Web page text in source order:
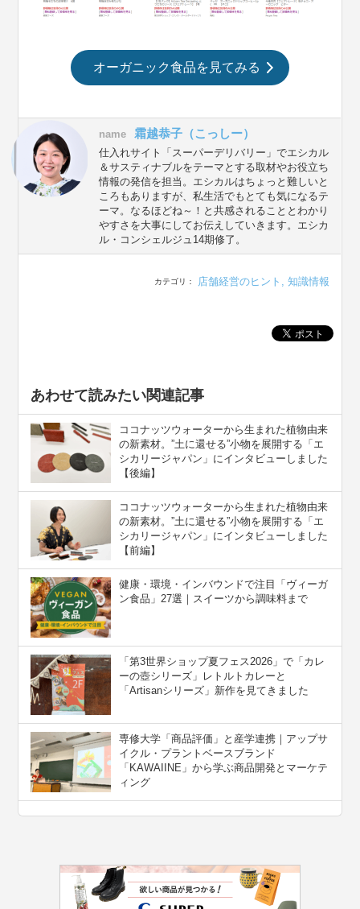
オーガニック食品を見てみる
name 霜越恭子（こっしー）
仕入れサイト「スーパーデリバリー」でエシカル
＆サスティナブルをテーマとする取材やお役立ち
情報の発信を担当。エシカルはちょっと難しいと
ころもありますが、私生活でもとても気になるテ
ーマ。なるほどね～！と共感されることとわかり
やすさを大事にしてお伝えしていきます。エシカ
ル・コンシェルジュ14期修了。
カテゴリ： 店舗経営のヒント , 知識情報
あわせて読みたい関連記事
ココナッツウォーターから生まれた植物由来
の新素材。”⼟に還せる”小物を展開する「エ
シカリージャパン」にインタビューしました
【後編】
ココナッツウォーターから生まれた植物由来
の新素材。”⼟に還せる”小物を展開する「エ
シカリージャパン」にインタビューしました
【前編】
健康・環境・インバウンドで注目「ヴィーガ
ン食品」27選｜スイーツから調味料まで
「第3世界ショップ夏フェス2026」で「カレ
ーの壺シリーズ」レトルトカレーと
「Artisanシリーズ」新作を見てきました
専修大学「商品評価」と産学連携｜アップサ
イクル・プラントベースブランド
「KAWAIINE」から学ぶ商品開発とマーケテ
ィング